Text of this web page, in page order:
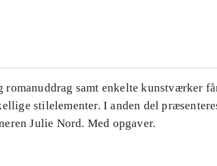
romanuddrag samt enkelte kunstværker
stilelementer. I anden del
Julie Nord. Med opgaver.